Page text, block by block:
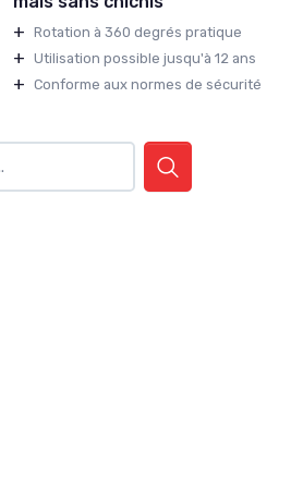
+ Rotation à 360 degrés pratique
+ Utilisation possible jusqu'à 12 ans
+ Conforme aux normes de sécurité